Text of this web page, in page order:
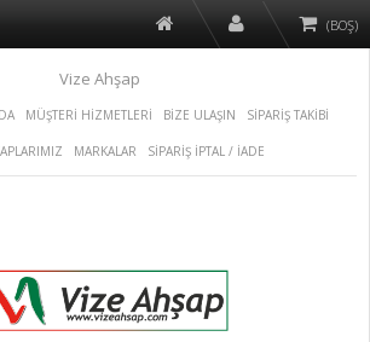
(BOŞ)
Vize Ahşap
MÜŞTERİ HİZMETLERİ BİZE ULAŞIN SİPARİŞ TAKİBİ
MARKALAR SİPARİŞ İPTAL / İADE